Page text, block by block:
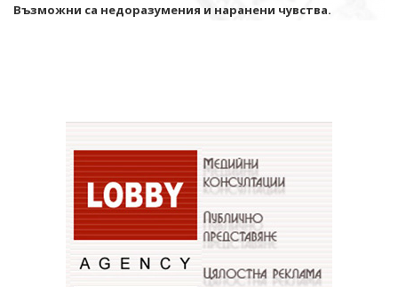
Възможни са недоразумения и наранени чувства.